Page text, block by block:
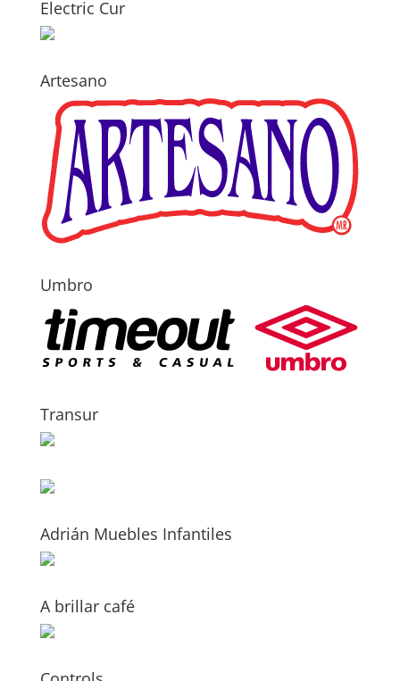
Electric Cur
Artesano
Umbro
Transur
Adrián Muebles Infantiles
A brillar café